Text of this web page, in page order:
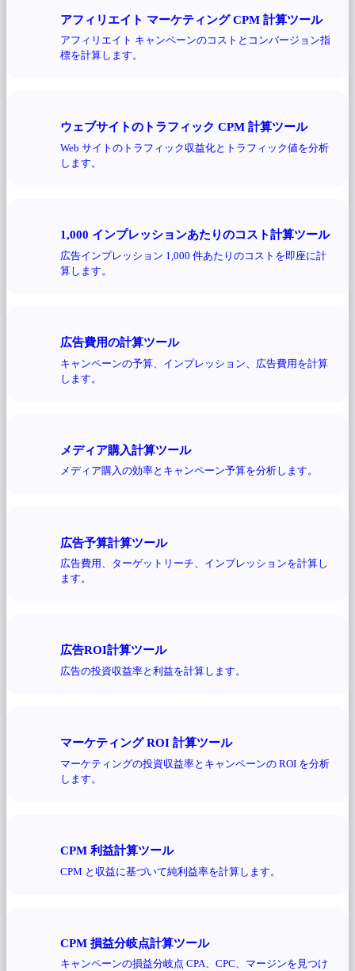
アフィリエイト マーケティング CPM 計算ツール
アフィリエイト キャンペーンのコストとコンバージョン指
標を計算します。
ウェブサイトのトラフィック CPM 計算ツール
Web サイトのトラフィック収益化とトラフィック値を分析
します。
1,000 インプレッションあたりのコスト計算ツール
広告インプレッション 1,000 件あたりのコストを即座に計
算します。
広告費用の計算ツール
キャンペーンの予算、インプレッション、広告費用を計算
します。
メディア購入計算ツール
メディア購入の効率とキャンペーン予算を分析します。
広告予算計算ツール
広告費用、ターゲットリーチ、インプレッションを計算し
ます。
広告ROI計算ツール
広告の投資収益率と利益を計算します。
マーケティング ROI 計算ツール
マーケティングの投資収益率とキャンペーンの ROI を分析
します。
CPM 利益計算ツール
CPM と収益に基づいて純利益率を計算します。
CPM 損益分岐点計算ツール
キャンペーンの損益分岐点 CPA、CPC、マージンを見つけ